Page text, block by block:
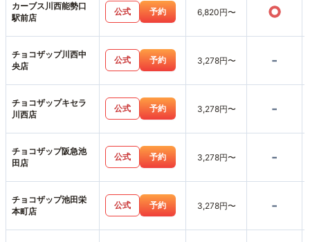
カーブス川西能勢口
駅前店
公式 予約 6,820円〜 ○
チョコザップ川西中
央店
公式 予約 3,278円〜 -
チョコザップキセラ
川西店
公式 予約 3,278円〜 -
チョコザップ阪急池
田店
公式 予約 3,278円〜 -
チョコザップ池田栄
本町店
公式 予約 3,278円〜 -